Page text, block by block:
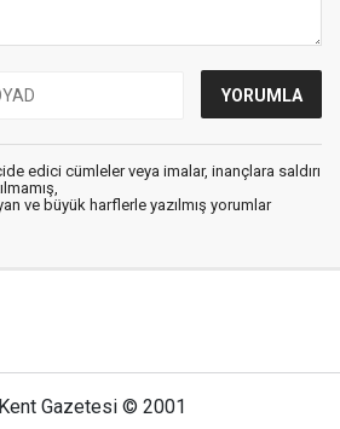
edici cümleler veya imalar, inançlara saldırı
ve büyük harflerle yazılmış yorumlar
Gazetesi © 2001